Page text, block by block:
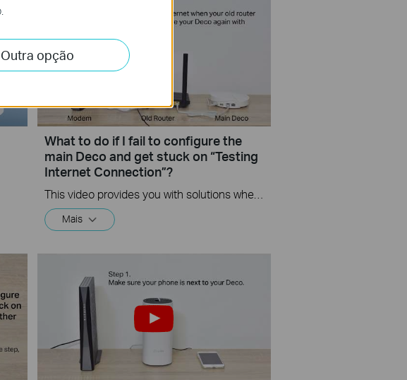
What to do if I fail to configure the
main Deco and get stuck on “Testing
Internet Connection”?
Mais
Outra opção